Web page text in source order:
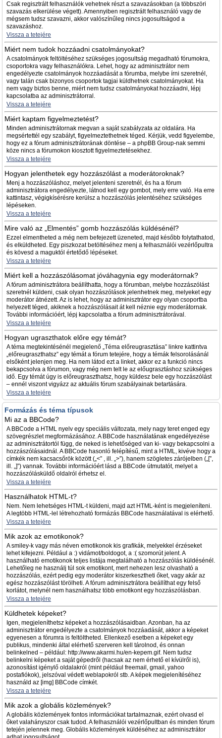
Csak regisztrált felhasználók vehetnek részt a szavazásokban (a többszöri
szavazás elkerülése végett). Amennyiben regisztrált felhasználó vagy de
mégsem tudsz szavazni, akkor valószínűleg nincs jogosultságod a
szavazáshoz.
Vissza a tetejére
Miért nem tudok hozzáadni csatolmányokat?
A csatolmányok feltöltéséhez szükséges jogosultság megadható fórumokra,
csoportokra vagy felhasználókra. Lehet, hogy az adminisztrátor nem
engedélyezte csatolmányok hozzáadását a fórumba, melybe írni szeretnél,
vagy talán csak bizonyos csoportok tagjai küldhetnek csatolmányokat. Ha
nem vagy biztos benne, miért nem tudsz csatolmányokat hozzáadni, lépj
kapcsolatba az adminisztrátorral.
Vissza a tetejére
Miért kaptam figyelmeztetést?
Minden adminisztrátornak megvan a saját szabályzata az oldalára. Ha
megsértettél egy szabályt, figyelmeztethetnek téged. Kérjük, vedd figyelembe,
hogy ez a fórum adminisztrátorának döntése – a phpBB Group-nak semmi
köze nincs a fórumokon kiosztott figyelmeztetésekhez.
Vissza a tetejére
Hogyan jelenthetek egy hozzászólást a moderátoroknak?
Menj a hozzászóláshoz, melyet jelenteni szeretnél, és ha a fórum
adminisztrátora engedélyezte, látnod kell egy gombot, mely erre való. Ha erre
kattintasz, végigkísérésre kerülsz a hozzászólás jelentéséhez szükséges
lépéseken.
Vissza a tetejére
Mire való az „Elmentés” gomb hozzászólás küldésénél?
Ezzel elmentheted a még nem befejezett üzeneted, majd később folytathatod,
és elküldheted. Egy piszkozat betöltéséhez menj a felhasználói vezérlőpultra
és kövesd a maguktól értetődő lépéseket.
Vissza a tetejére
Miért kell a hozzászólásomat jóváhagynia egy moderátornak?
A fórum adminisztrátora beállíthatta, hogy a fórumban, melybe hozzászólást
szeretnél küldeni, csak olyan hozzászólások jelenhetnek meg, melyeket egy
moderátor átnézett. Az is lehet, hogy az adminisztrátor egy olyan csoportba
helyezett téged, akiknek a hozzászólásait át kell néznie egy moderátornak.
További információért, lépj kapcsolatba a fórum adminisztrátorával.
Vissza a tetejére
Hogyan ugraszthatok előre egy témát?
A téma megtekintésénél megjelenő „Téma előreugrasztása” linkre kattintva
„előreugraszthatsz” egy témát a fórum tetejére, hogy a témák felsorolásánál
elsőként jelenjen meg. Ha nem látod ezt a linket, akkor ez a funkció nincs
bekapcsolva a fórumon, vagy még nem telt le az előugrasztáshoz szükséges
idő. Egy témát úgy is előreugraszthatsz, hogy küldesz bele egy hozzászólást
– ennél viszont vigyázz az aktuális fórum szabályainak betartására.
Vissza a tetejére
Formázás és téma típusok
Mi az a BBCode?
A BBCode a HTML nyelv egy speciális változata, mely nagy teret enged egy
szövegrészlet megformázásához. A BBCode használatának engedélyezése
az adminisztrátortól függ, de neked is lehetőséged van ki- vagy bekapcsolni a
hozzászólásaidnál. A BBCode hasonló felépítésű, mint a HTML, kivéve hogy a
címkék nem kacsacsőrök között („<” , ill. „>”), hanem szögletes zárójelben („[”,
ill. „]”) vannak. További információért lásd a BBCode útmutatót, melyet a
hozzászólásküldő oldalról érhetsz el.
Vissza a tetejére
Használhatok HTML-t?
Nem. Nem lehetséges HTML-t küldeni, majd azt HTML-ként is megjeleníteni.
A legtöbb HTML-lel létrehozható formázás BBCode használatával is elérhető.
Vissza a tetejére
Mik azok az emotikonok?
A smiley-k vagy más néven emotikonok kis grafikák, melyekkel érzéseket
lehet kifejezni. Például a :) vidámot/boldogot, a :( szomorút jelent. A
használható emotikonok teljes listája megtalálható a hozzászólás küldésénél.
Lehetőleg ne használj túl sok emotikont, mert nehezen lesz olvasható a
hozzászólás, ezért pedig egy moderátor kiszerkesztheti őket, vagy akár az
egész hozzászólást törölheti. A fórum adminisztrátora beállíthat egy felső
korlátot, melynél nem használhatsz több emotikont egy hozzászólásban.
Vissza a tetejére
Küldhetek képeket?
Igen, megjeleníthetsz képeket a hozzászólásaidban. Azonban, ha az
adminisztrátor engedélyezte a csatolmányok hozzáadását, akkor a képeket
egyenesen a fórumra is feltöltheted. Ellenkező esetben a képeket egy
publikus, mindenki által elérhető szerveren kell tárolnod, és onnan
belinkelned – például: http://www.akarmi.hu/en-kepem.gif. Nem tudsz
belinkelni képeket a saját gépedről (hacsak az nem érhető el kívülről is),
azonosítást igénylő oldalakról (mint például freemail, gmail, yahoo
postafiókok), jelszóval védett weblapokról stb. A képek megjelenítéséhez
használd az [img] BBCode címkét.
Vissza a tetejére
Mik azok a globális közlemények?
A globális közlemények fontos információkat tartalmaznak, ezért olvasd el
őket valahányszor csak tudod. A felhasználói vezérlőpultban és minden fórum
tetején jelennek meg. Globális közlemények küldéséhez az adminisztrátor